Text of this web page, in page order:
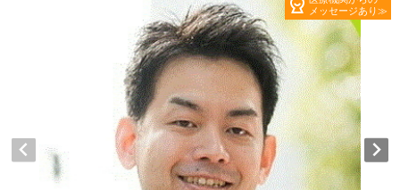
メッセージあり